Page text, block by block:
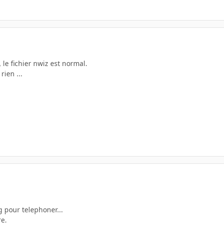
fichier nwiz est normal.
rien ...
pour telephoner...